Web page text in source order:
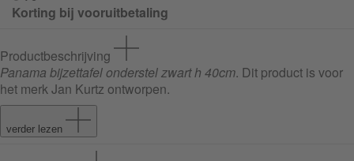
Korting bij vooruitbetaling
Productbeschrijving
Panama bijzettafel onderstel zwart h 40cm. Dit product is voor
het merk Jan Kurtz ontworpen.
verder lezen